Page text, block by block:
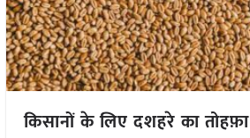
किसानों के लिए दशहरे का तोहफ़ा